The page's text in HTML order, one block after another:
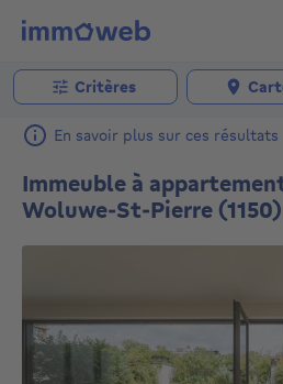
Critères
En savoir plus sur ces résultats
Immeuble à
Woluwe-St-Pierre